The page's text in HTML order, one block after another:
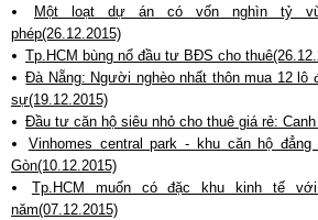
Một loạt dự án có vốn nghìn tỷ
phép(26.12.2015)
Tp.HCM bùng nổ đầu tư BĐS cho
Đà Nẵng: Người nghèo nhất thôn mua 12 lô
sự(19.12.2015)
Đầu tư căn hộ siêu nhỏ cho thuê giá rẻ:
Vinhomes central park - khu căn hộ
Gòn(10.12.2015)
Tp.HCM muốn có đặc khu kinh tế
năm(07.12.2015)